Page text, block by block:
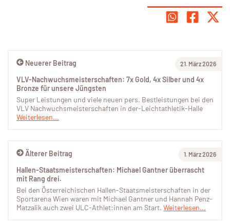
Älterer Beitrag 1. März 2026
Hallen-Staatsmeisterschaften: Michael Gantner überrascht
mit Rang drei.
Bei den Österreichischen Hallen-Staatsmeisterschaften in der
Sportarena Wien waren mit Michael Gantner und Hannah Penz-
Matzalik auch zwei ULC-Athlet:innen am Start. Weiterlesen...
Neuerer Beitrag 21. März 2026
VLV-Nachwuchsmeisterschaften: 7x Gold, 4x Silber und 4x
Bronze für unsere Jüngsten
Super Leistungen und viele neuen pers. Bestleistungen bei den
VLV Nachwuchsmeisterschaften in der-Leichtathletik-Halle
Weiterlesen...